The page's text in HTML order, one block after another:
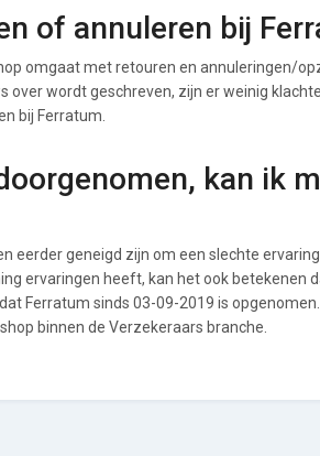
of annuleren bij
omgaat met retouren en annuleringen/
over wordt geschreven, zijn er weinig
bij Ferratum.
kan ik
eerder geneigd zijn om een slechte
ervaringen heeft, kan het ook betekenen
Ferratum sinds 03-09-2019 is
binnen de Verzekeraars branche.